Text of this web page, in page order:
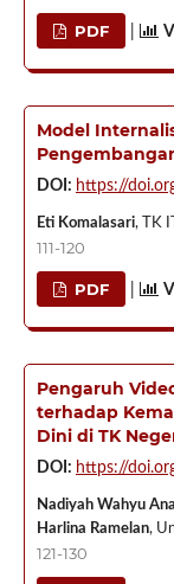
PDF
Model
DOI: https://
Eti Komalasari, TK
111-120
PDF
Pengaruh
terhadap
Dini di TK
DOI: https://
Nadiyah Wahyu
Harlina Ramelan,
121-130